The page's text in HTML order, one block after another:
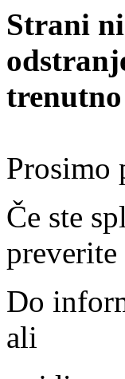
Strani
Prosimo
Če ste
Do
ali